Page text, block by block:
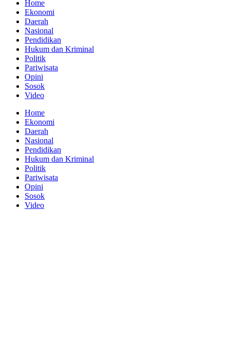
Home
Ekonomi
Daerah
Nasional
Pendidikan
Hukum dan Kriminal
Politik
Pariwisata
Opini
Sosok
Video
Home
Ekonomi
Daerah
Nasional
Pendidikan
Hukum dan Kriminal
Politik
Pariwisata
Opini
Sosok
Video